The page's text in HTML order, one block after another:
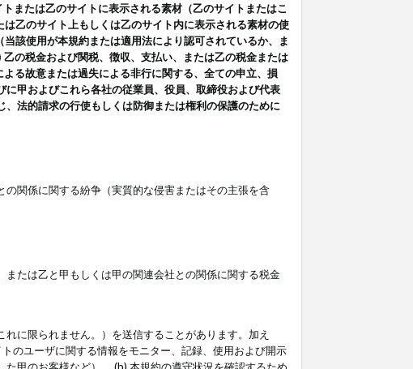
または乙のサイトに表示される素材（乙のサイトまたはこ
乙のサイト上もしくは乙のサイト内に表示される素材の使
該使用が本規約または適用法により認可されているか、ま
の税金および関税、徴収、支払い、または乙の税金または
る故意または過失による非行に関する、全ての申立、損
甲およびこれら各社の従業員、役員、取締役および代表
法的請求の行使もしくは防御または権利の保護のために
関係に関する紛争（実質的な侵害またはその主張を含
たは乙と甲もしくは甲の関連会社との関係に関する税金
に限られません。）を送信することがあります。加え
のユーザに関する情報をモニター、記録、使用および開示